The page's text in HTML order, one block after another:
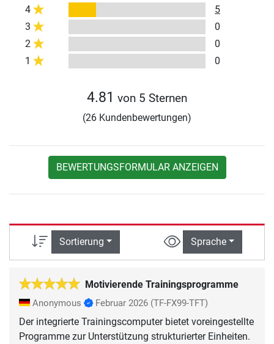
4
5
3
0
2
0
1
0
4.81 von 5 Sternen
(26 Kundenbewertungen)
BEWERTUNGSFORMULAR ANZEIGEN
Sortierung Sprache
Motivierende Trainingsprogramme
Anonymous Februar 2026 (TF-FX99-TFT)
Der integrierte Trainingscomputer bietet voreingestellte
Programme zur Unterstützung strukturierter Einheiten.